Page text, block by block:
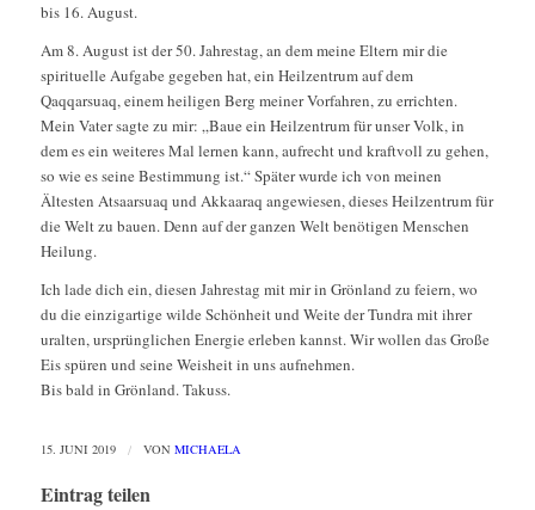
bis 16. August.
Am 8. August ist der 50. Jahrestag, an dem meine Eltern mir die
spirituelle Aufgabe gegeben hat, ein Heilzentrum auf dem
Qaqqarsuaq, einem heiligen Berg meiner Vorfahren, zu errichten.
Mein Vater sagte zu mir: „Baue ein Heilzentrum für unser Volk, in
dem es ein weiteres Mal lernen kann, aufrecht und kraftvoll zu gehen,
so wie es seine Bestimmung ist.“ Später wurde ich von meinen
Ältesten Atsaarsuaq und Akkaaraq angewiesen, dieses Heilzentrum für
die Welt zu bauen. Denn auf der ganzen Welt benötigen Menschen
Heilung.
Ich lade dich ein, diesen Jahrestag mit mir in Grönland zu feiern, wo
du die einzigartige wilde Schönheit und Weite der Tundra mit ihrer
uralten, ursprünglichen Energie erleben kannst. Wir wollen das Große
Eis spüren und seine Weisheit in uns aufnehmen.
Bis bald in Grönland. Takuss.
15. JUNI 2019 / VON MICHAELA
Eintrag teilen